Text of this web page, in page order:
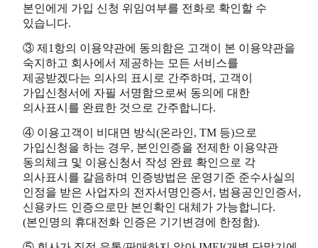
본인에게 가입 신청 위임여부를 전화로 확인할 수
있습니다.
③ 제1항의 이용약관에 동의함은 고객이 본 이용약관을
숙지하고 회사에서 제공하는 모든 서비스를
제공받겠다는 의사의 표시로 간주하며, 고객이
가입신청서에 자필 서명함으로써 동의에 대한
의사표시를 완료한 것으로 간주합니다.
④ 이용고객이 비대면 방식(온라인, TM 등)으로
가입신청을 하는 경우, 본인인증을 전제한 이용약관
동의체크 및 이용신청서 작성 완료 확인으로 각
의사표시를 갈음하며 인증방법은 운영기준 준수사실의
인정을 받은 사업자의 전자서명인증서, 범용공인인증서,
신용카드 인증으로만 본인확인 대체가 가능합니다.
(본인명의 휴대전화 인증은 기기변경에 한정함).